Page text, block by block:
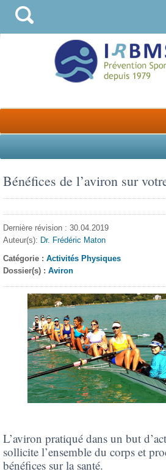
Bénéfices de l’aviron sur
Dernière révision : 30.04.2019
Auteur(s): Dr. Frédéric Maton
Catégorie :Activités Physiques
Dossier(s) :Aviron
L’aviron pratiqué dans un but
sollicite l’ensemble du corps et
bénéfices sur la santé.